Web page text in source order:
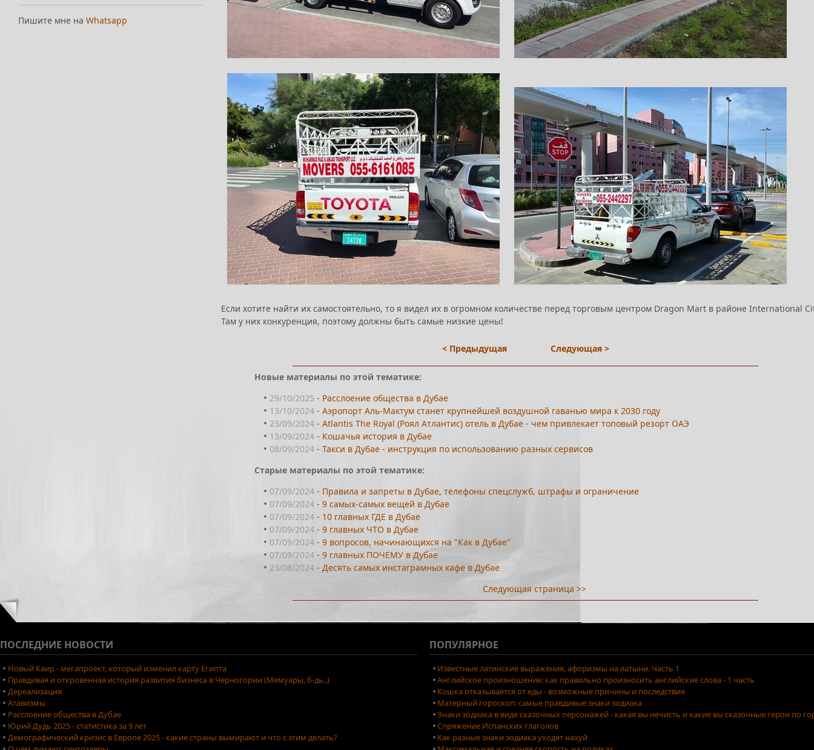
Если хотите найти их самостоятельно, то я видел их в огромном количестве перед торговым центром Dragon Mart в районе International
Там у них конкуренция, поэтому должны быть самые низкие цены!
< Предыдущая Следующая >
Новые материалы по этой тематике:
29/10/2025 - Расслоение общества в Дубае
13/10/2024 -Аэропорт Аль-Мактум станет крупнейшей воздушной гаванью мира к 2030 году
23/09/2024 -Atlantis The Royal (Роял Атлантис) отель в Дубае - чем привлекает топовый резорт ОАЭ
13/09/2024 - Кошачья история в Дубае
08/09/2024 -Такси в Дубае - инструкция по использованию разных сервисов
Старые материалы по этой тематике:
07/09/2024 - Правила и запреты в Дубае, телефоны спецслужб, штрафы и ограничение
07/09/2024 -9 самых-самых вещей в Дубае
07/09/2024 - 10 главных ГДЕ в Дубае
07/09/2024 -9 главных ЧТО в Дубае
07/09/2024 -9 вопросов, начинающихся на "Как в Дубае"
07/09/2024 -9 главных ПОЧЕМУ в Дубае
23/08/2024 -Десять самых инстаграмных кафе в Дубае
Следующая страница >>
Пишите мне на Whatsapp
ПОСЛЕДНИЕ НОВОСТИ
Новый Каир - мегапроект, который изменил карту Египта
Правдивая и откровенная история развития бизнеса в Черногории (Мемуары, б-дь..)
Дереализация
Атавизмы
Расслоение общества в Дубае
Юрий Дудь 2025 - статистика за 9 лет
Демографический кризис в Европе 2025 - какие страны вымирают и что с этим делать?
ПОПУЛЯРНОЕ
Известные латинские выражения, афоризмы на латыни. Часть 1
Английское произношение: как правильно произносить английские слова - 1 часть
Кошка отказывается от еды - возможные причины и последствия
Матерный гороскоп: самые правдивые знаки зодиака
Знаки зодиака в виде сказочных персонажей - какая вы нечисть и какие вы сказочные герои по
Спряжение Испанских глаголов
Как разные знаки зодиака уходят нахуй